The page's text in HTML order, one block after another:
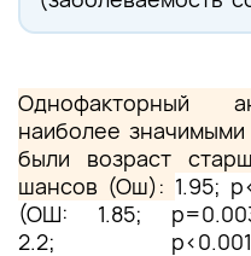
Однофакторный
наиболее
были возраст
шансов (Ош): 1.95;
(ОШ: 1.85;
2.2;